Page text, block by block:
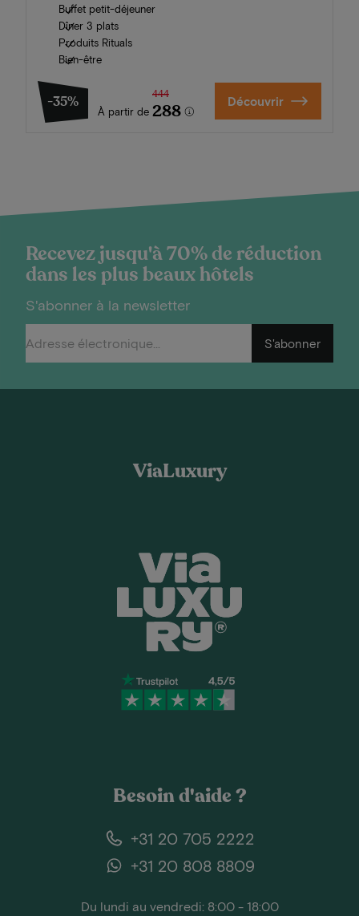
Buffet petit-déjeuner
Dîner 3 plats
Produits Rituals
Bien-être
-35%
À partir de
444
288 Découvrir
Recevez jusqu'à 70% de réduction
dans les plus beaux hôtels
S'abonner à la newsletter
S'abonner
ViaLuxury
Besoin d'aide ?
+31 20 705 2222
+31 20 808 8809
Du lundi au vendredi: 8:00 - 18:00